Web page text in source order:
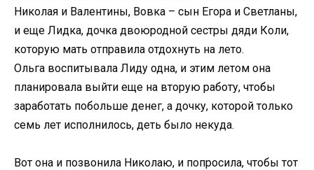
Николая и Валентины, Вовка – сын Егора и Светланы,
и еще Лидка, дочка двоюродной сестры дяди Коли,
которую мать отправила отдохнуть на лето.
Ольга воспитывала Лиду одна, и этим летом она
планировала выйти еще на вторую работу, чтобы
заработать побольше денег, а дочку, которой только
семь лет исполнилось, деть было некуда.
Вот она и позвонила Николаю, и попросила, чтобы тот